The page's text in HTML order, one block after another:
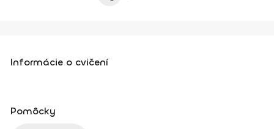
Informácie o cvičení
Pomôcky